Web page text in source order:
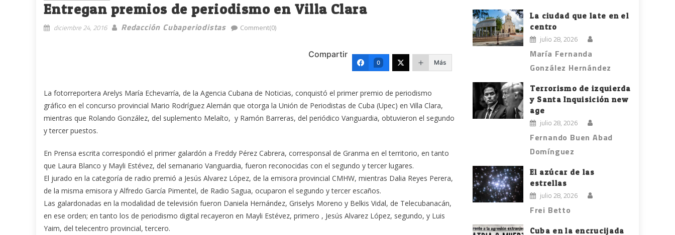
Entregan premios de periodismo en Villa Clara
diciembre 24, 2016 Redacción Cubaperiodistas Comment(0)
Compartir
0 Más
La fotorreportera Arelys María Echevarría, de la Agencia Cubana de Noticias, conquistó el primer premio de periodismo
gráfico en el concurso provincial Mario Rodríguez Alemán que otorga la Unión de Periodistas de Cuba (Upec) en Villa Clara,
mientras que Rolando González, del suplemento Melaíto, y Ramón Barreras, del periódico Vanguardia, obtuvieron el segundo
y tercer puestos.
En Prensa escrita correspondió el primer galardón a Freddy Pérez Cabrera, corresponsal de Granma en el territorio, en tanto
que Laura Blanco y Mayli Estévez, del semanario Vanguardia, fueron reconocidas con el segundo y tercer lugares.
El jurado en la categoría de radio premió a Jesús Alvarez López, de la emisora provincial CMHW, mientras Dalia Reyes Perera,
de la misma emisora y Alfredo García Pimentel, de Radio Sagua, ocuparon el segundo y tercer escaños.
Las galardonadas en la modalidad de televisión fueron Daniela Hernández, Griselys Moreno y Belkis Vidal, de Telecubanacán,
en ese orden; en tanto los de periodismo digital recayeron en Mayli Estévez, primero , Jesús Alvarez López, segundo, y Luis
Yaim, del telecentro provincial, tercero.
La ciudad que late en el
centro
julio 28, 2026
María Fernanda
González Hernández
Terrorismo de izquierda
y Santa Inquisición new
age
julio 28, 2026
Fernando Buen Abad
Domínguez
El azúcar de las
estrellas
julio 28, 2026
Frei Betto
Cuba en la encrucijada